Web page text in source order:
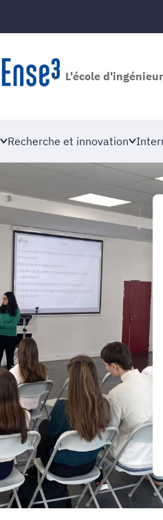
L'école
Recherche et innovation